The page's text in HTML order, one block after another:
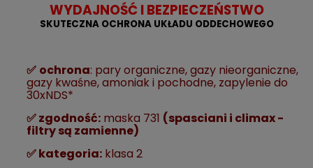
WYDAJNOŚĆ I BEZPIECZEŃSTWO
SKUTECZNA OCHRONA UKŁADU ODDECHOWEGO
✅ ochrona: pary organiczne, gazy nieorganiczne,
gazy kwaśne, amoniak i pochodne, zapylenie do
30xNDS*
✅ zgodność:maska 731 (spasciani i climax -
filtry są zamienne)
✅ kategoria:klasa 2